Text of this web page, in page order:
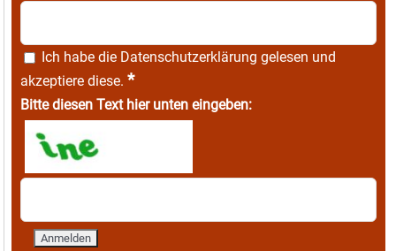
Ich habe die Datenschutzerklärung gelesen und
akzeptiere diese. *
Bitte diesen Text hier unten eingeben: